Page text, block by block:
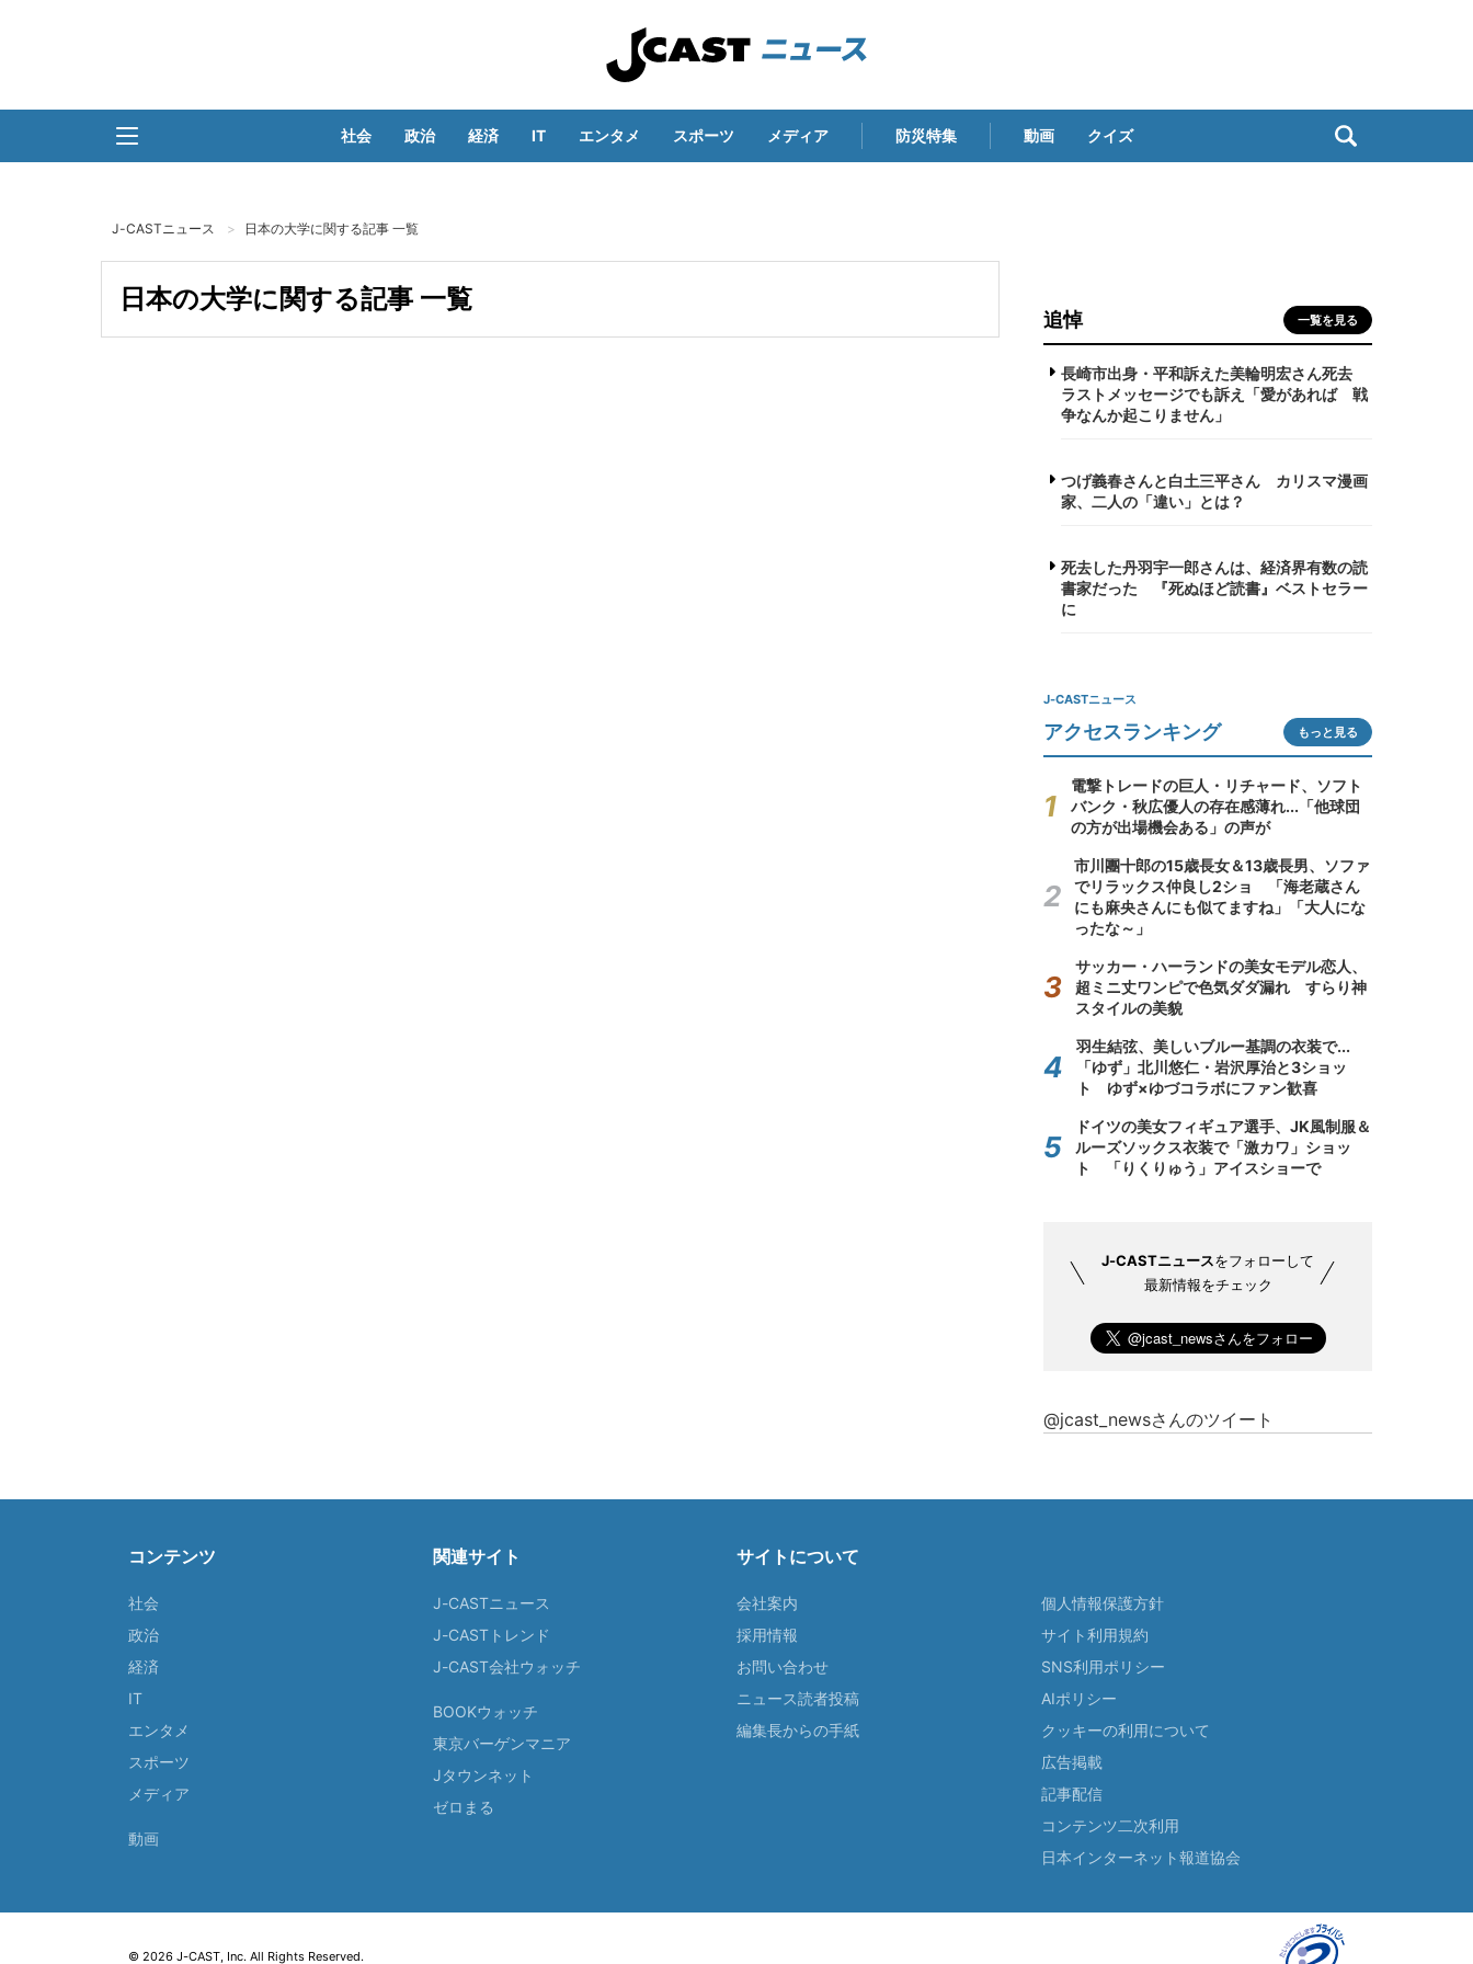
社会 政治 経済 IT エンタメ スポーツ メディア 防災特集 動画 クイズ
J-CASTニュース 日本の大学に関する記事 一覧
日本の大学に関する記事 一覧
追悼 一覧を見る
長崎市出身・平和訴えた美輪明宏さん死去
ラストメッセージでも訴え「愛があれば 戦
争なんか起こりません」
つげ義春さんと白土三平さん カリスマ漫画
家、二人の「違い」とは？
死去した丹羽宇一郎さんは、経済界有数の読
書家だった 『死ぬほど読書』ベストセラー
に
J-CASTニュース
アクセスランキング もっと見る
電撃トレードの巨人・リチャード、ソフト
バンク・秋広優人の存在感薄れ...「他球団
の方が出場機会ある」の声が
市川團十郎の15歳長女＆13歳長男、ソファ
でリラックス仲良し2ショ 「海老蔵さん
にも麻央さんにも似てますね」「大人にな
ったな～」
サッカー・ハーランドの美女モデル恋人、
超ミニ丈ワンピで色気ダダ漏れ すらり神
スタイルの美貌
羽生結弦、美しいブルー基調の衣装で...
「ゆず」北川悠仁・岩沢厚治と3ショッ
ト ゆず×ゆづコラボにファン歓喜
ドイツの美女フィギュア選手、JK風制服＆
ルーズソックス衣装で「激カワ」ショッ
ト 「りくりゅう」アイスショーで
J-CASTニュースをフォローして
最新情報をチェック
@jcast_newsさんのツイート
コンテンツ
社会
政治
経済
IT
エンタメ
スポーツ
メディア
動画
関連サイト
J-CASTニュース
J-CASTトレンド
J-CAST会社ウォッチ
BOOKウォッチ
東京バーゲンマニア
Jタウンネット
ゼロまる
サイトについて
会社案内
採用情報
お問い合わせ
ニュース読者投稿
編集長からの手紙
個人情報保護方針
サイト利用規約
SNS利用ポリシー
AIポリシー
クッキーの利用について
広告掲載
記事配信
コンテンツ二次利用
日本インターネット報道協会
© 2026 J-CAST, Inc. All Rights Reserved.